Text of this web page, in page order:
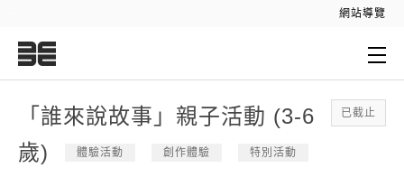
網站導覽
已截止
「誰來說故事」親子活動 (3-6
歲)
體驗活動 創作體驗 特別活動